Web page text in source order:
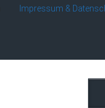
Impressum &